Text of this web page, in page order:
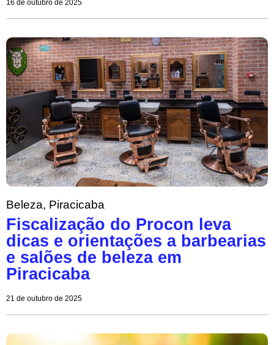
16 de outubro de 2025
Beleza, Piracicaba
Fiscalização do Procon leva
dicas e orientações a barbearias
e salões de beleza em
Piracicaba
21 de outubro de 2025